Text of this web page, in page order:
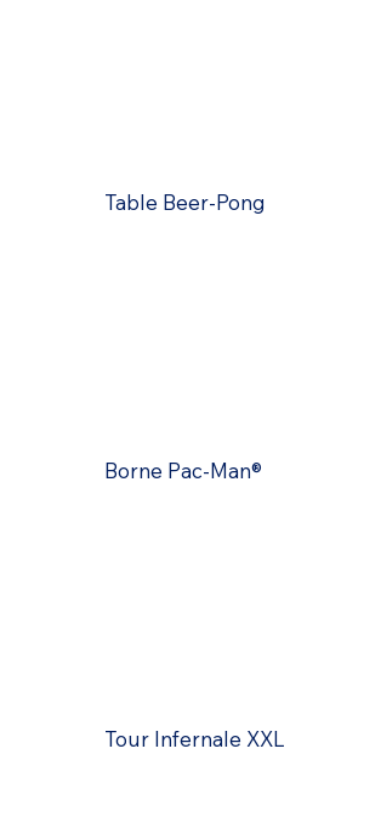
Table Beer-Pong
Borne Pac-Man®
Tour Infernale XXL